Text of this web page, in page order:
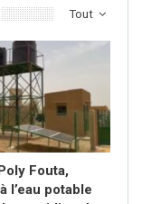
Tout
Fouta,
l’eau potable